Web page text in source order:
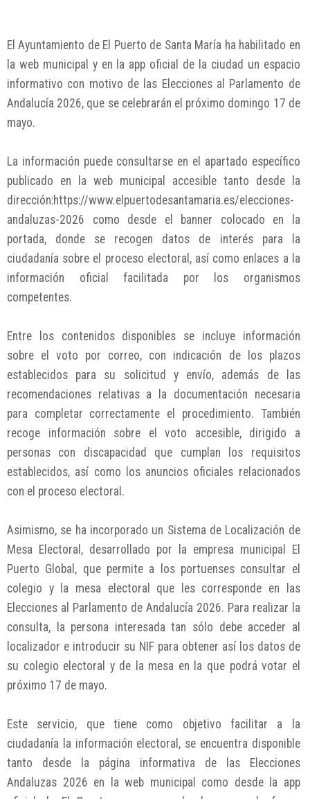
El Ayuntamiento de El Puerto de Santa María ha habilitado en
la web municipal y en la app oficial de la ciudad un espacio
informativo con motivo de las Elecciones al Parlamento de
Andalucía 2026, que se celebrarán el próximo domingo 17 de
mayo.
La información puede consultarse en el apartado específico
publicado en la web municipal accesible tanto desde la
dirección:https://www.elpuertodesantamaria.es/elecciones-
andaluzas-2026 como desde el banner colocado en la
portada, donde se recogen datos de interés para la
ciudadanía sobre el proceso electoral, así como enlaces a la
información oficial facilitada por los organismos
competentes.
Entre los contenidos disponibles se incluye información
sobre el voto por correo, con indicación de los plazos
establecidos para su solicitud y envío, además de las
recomendaciones relativas a la documentación necesaria
para completar correctamente el procedimiento. También
recoge información sobre el voto accesible, dirigido a
personas con discapacidad que cumplan los requisitos
establecidos, así como los anuncios oficiales relacionados
con el proceso electoral.
Asimismo, se ha incorporado un Sistema de Localización de
Mesa Electoral, desarrollado por la empresa municipal El
Puerto Global, que permite a los portuenses consultar el
colegio y la mesa electoral que les corresponde en las
Elecciones al Parlamento de Andalucía 2026. Para realizar la
consulta, la persona interesada tan sólo debe acceder al
localizador e introducir su NIF para obtener así los datos de
su colegio electoral y de la mesa en la que podrá votar el
próximo 17 de mayo.
Este servicio, que tiene como objetivo facilitar a la
ciudadanía la información electoral, se encuentra disponible
tanto desde la página informativa de las Elecciones
Andaluzas 2026 en la web municipal como desde la app